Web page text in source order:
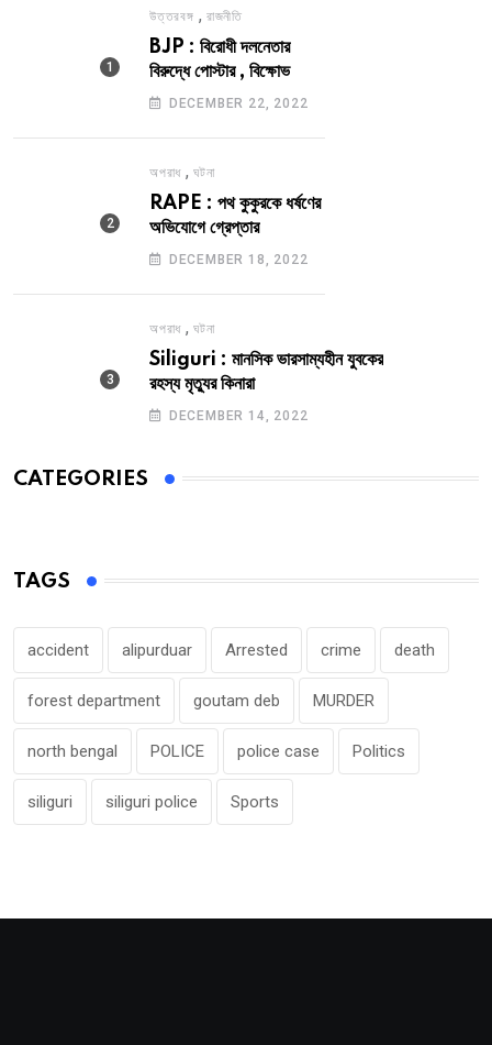
উত্তরবঙ্গ , রাজনীতি
BJP : বিরোধী দলনেতার
বিরুদ্ধে পোস্টার , বিক্ষোভ
DECEMBER 22, 2022
অপরাধ ,ঘটনা
RAPE : পথ কুকুরকে ধর্ষণের
অভিযোগে গ্রেপ্তার
DECEMBER 18, 2022
অপরাধ ,ঘটনা
Siliguri : মানসিক ভারসাম্যহীন যুবকের
রহস্য মৃত্যুর কিনারা
DECEMBER 14, 2022
CATEGORIES
TAGS
accident alipurduar Arrested crime death
forest department goutam deb MURDER
north bengal POLICE police case Politics
siliguri siliguri police Sports